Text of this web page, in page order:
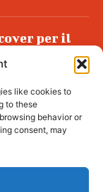
like cookies to
to these
behavior or
consent, may
per il